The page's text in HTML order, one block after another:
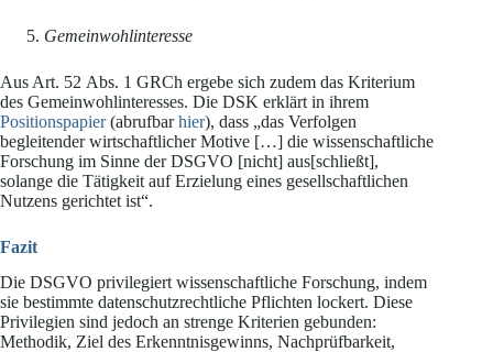
Gemeinwohlinteresse
Aus Art. 52 Abs. 1 GRCh ergebe sich zudem das Kriterium
des Gemeinwohlinteresses. Die DSK erklärt in ihrem
Positionspapier(abrufbarhier), dass „das Verfolgen
begleitender wirtschaftlicher Motive […] die wissenschaftliche
Forschung im Sinne der DSGVO [nicht] aus[schließt],
solange die Tätigkeit auf Erzielung eines gesellschaftlichen
Nutzens gerichtet ist“.
Fazit
Die DSGVO privilegiert wissenschaftliche Forschung, indem
sie bestimmte datenschutzrechtliche Pflichten lockert. Diese
Privilegien sind jedoch an strenge Kriterien gebunden:
Methodik, Ziel des Erkenntnisgewinns, Nachprüfbarkeit,